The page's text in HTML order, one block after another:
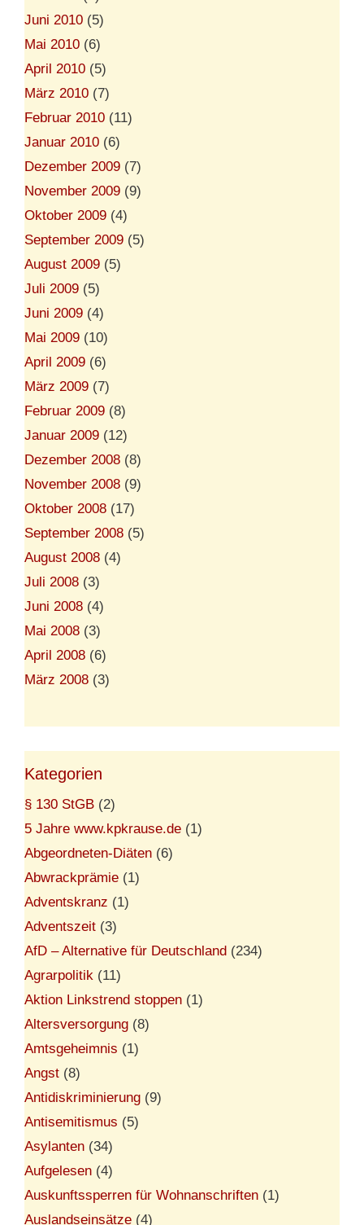
Juni 2010 (5)
Mai 2010 (6)
April 2010 (5)
März 2010 (7)
Februar 2010 (11)
Januar 2010 (6)
Dezember 2009 (7)
November 2009 (9)
Oktober 2009 (4)
September 2009 (5)
August 2009 (5)
Juli 2009 (5)
Juni 2009 (4)
Mai 2009 (10)
April 2009 (6)
März 2009 (7)
Februar 2009 (8)
Januar 2009 (12)
Dezember 2008 (8)
November 2008 (9)
Oktober 2008 (17)
September 2008 (5)
August 2008 (4)
Juli 2008 (3)
Juni 2008 (4)
Mai 2008 (3)
April 2008 (6)
März 2008 (3)
Kategorien
§ 130 StGB (2)
5 Jahre www.kpkrause.de (1)
Abgeordneten-Diäten (6)
Abwrackprämie (1)
Adventskranz (1)
Adventszeit (3)
AfD – Alternative für Deutschland (234)
Agrarpolitik (11)
Aktion Linkstrend stoppen (1)
Altersversorgung (8)
Amtsgeheimnis (1)
Angst (8)
Antidiskriminierung (9)
Antisemitismus (5)
Asylanten (34)
Aufgelesen (4)
Auskunftssperren für Wohnanschriften (1)
Auslandseinsätze (4)